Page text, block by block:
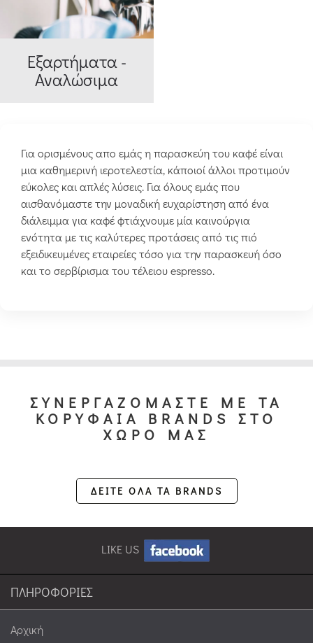
Εξαρτήματα -
Αναλώσιμα
Για ορισμένους απο εμάς η παρασκεύη του καφέ είναι
μια καθημερινή ιεροτελεστία, κάποιοί άλλοι προτιμούν
εύκολες και απλές λύσεις. Για όλους εμάς που
αισθανόμαστε την μοναδική ευχαρίστηση από ένα
διάλειμμα για καφέ φτιάχνουμε μία καινούργια
ενότητα με τις καλύτερες προτάσεις από τις πιό
εξειδικευμένες εταιρείες τόσο για την παρασκευή όσο
και το σερβίρισμα του τέλειου espresso.
ΣΥΝΕΡΓΑΖΟΜΑΣΤΕ ΜΕ ΤΑ
ΚΟΡΥΦΑΙΑ BRANDS ΣΤΟ
ΧΩΡΟ ΜΑΣ
ΔΕΙΤΕ ΟΛΑ ΤΑ BRANDS
LIKE US
ΠΛΗΡΟΦΟΡΙΕΣ
Αρχική